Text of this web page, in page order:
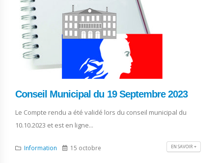
Conseil Municipal du 19 Septembre 2023
Le Compte rendu a été validé lors du conseil municipal du
10.10.2023 et est en ligne...
Information 15 octobre EN SAVOIR +